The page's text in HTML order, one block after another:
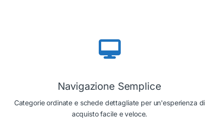
Navigazione Semplice
Categorie ordinate e schede dettagliate per un'esperienza di
acquisto facile e veloce.